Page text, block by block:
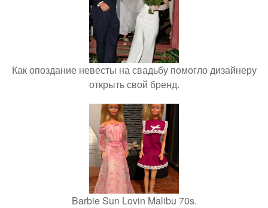
Как опоздание невесты на свадьбу помогло дизайнеру
открыть свой бренд.
Barbie Sun Lovin Malibu 70s.